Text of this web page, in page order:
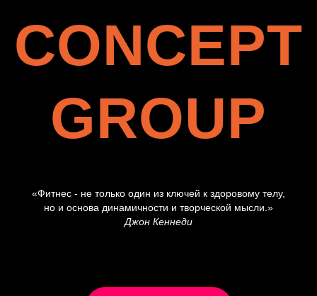
CONCEPT
GROUP
«Фитнес - не только один из ключей к здоровому телу,
но и основа динамичности и творческой мысли.»
Джон Кеннеди